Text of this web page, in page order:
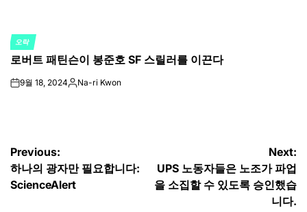
POSTED
IN
오락
로버트 패틴슨이 봉준호 SF 스릴러를 이끈다
on9월 18, 2024Posted
Na-ri Kwon
글
탐
Previous:
하나의 광자만 필요합니다:
ScienceAlert
Next:
UPS 노동자들은 노조가 파업
을 소집할 수 있도록 승인했습
니다.